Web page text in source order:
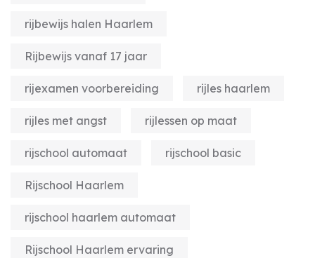
rijbewijs halen Haarlem
Rijbewijs vanaf 17 jaar
rijexamen voorbereiding rijles haarlem
rijles met angst rijlessen op maat
rijschool automaat rijschool basic
Rijschool Haarlem
rijschool haarlem automaat
Rijschool Haarlem ervaring